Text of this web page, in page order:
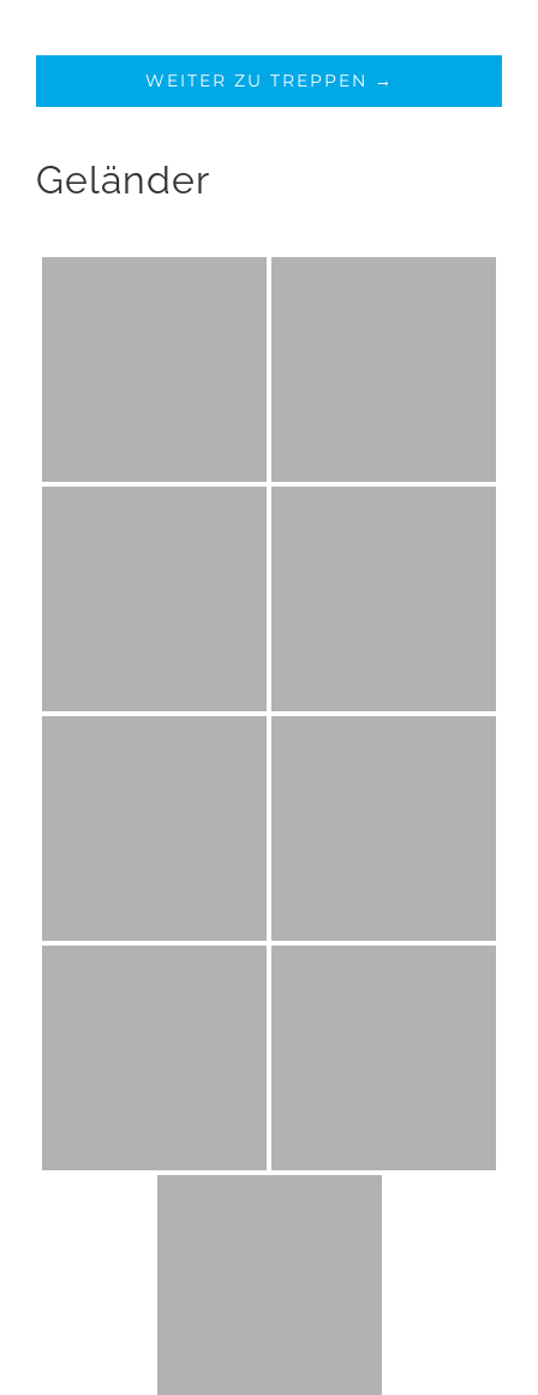
WEITER ZU TREPPEN →
Geländer